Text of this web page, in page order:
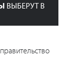
ВЫБЕРУТ В